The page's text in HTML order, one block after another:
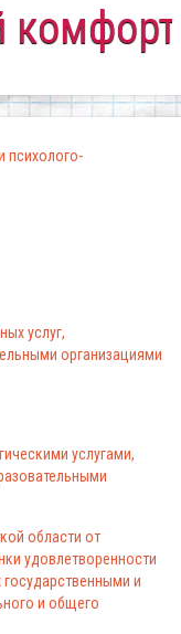
психолого-
услуг,
организациями
услугами,
области от
удовлетворенности
и
и общего